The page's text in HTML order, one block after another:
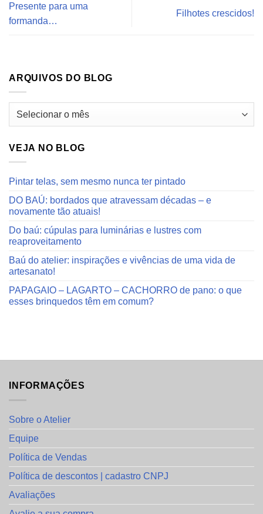
Presente para uma
formanda…
Filhotes crescidos!
ARQUIVOS DO BLOG
Arquivos
VEJA NO BLOG
Pintar telas, sem mesmo nunca ter pintado
DO BAÚ: bordados que atravessam décadas – e
novamente tão atuais!
Do baú: cúpulas para luminárias e lustres com
reaproveitamento
Baú do atelier: inspirações e vivências de uma vida de
artesanato!
PAPAGAIO – LAGARTO – CACHORRO de pano: o que
esses brinquedos têm em comum?
INFORMAÇÕES
Sobre o Atelier
Equipe
Política de Vendas
Política de descontos | cadastro CNPJ
Avaliações